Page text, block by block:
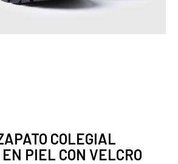
COLEGIAL
PIEL CON VELCRO